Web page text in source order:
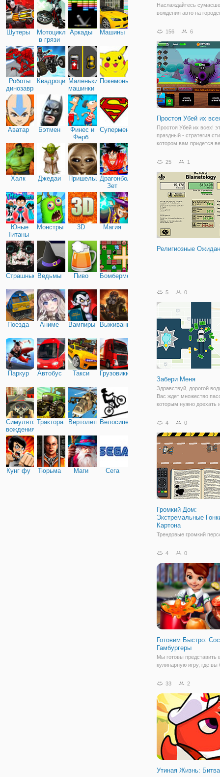
Шутеры
Мотоциклы
в грязи
Аркады Машины
Роботы
динозавры
КвадроциклыМаленькие
машинки
Покемоны
Аватар Бэтмен
Финес и
Ферб
Супермен
Халк Джедаи ПришельцыДрагонболл
Зет
Юные
Титаны
Монстры 3D Магия
Страшные Ведьмы Пиво Бомбермен
Поезда Аниме Вампиры Выживание
Паркур Автобус Такси Грузовики
Симулятор
вождения
Трактора ВертолетыВелосипед
Кунг фу Тюрьма Маги Сега
Наслаждайтесь
вождения авто на
моторикша. Не упустите
реального вождения
Проверьте свои навыки
в авто Тук Тук Тук Тук
156 6
Простоя Убей их
Простоя Убей их всех!
праздный - стратегия
котором вам придется
которые попытаются
подразделения,
25 1
Религиозные
5 0
Забери Меня
Здравствуй, дорогой
Вас ждет множество
которым нужно доехать
Меня". Это красочная,
удобной механикой.
4 0
Громкий Дом:
Экстремальные
Картона
Трендовые громкий
Выезжайте на трассу и
добраться до финиша по
трех кругов. Перейти на
полицейских, чтобы
дополнительную
4 0
Готовим Быстро:
Гамбургеры
Мы готовы представить
кулинарную игру, где вы
Хот - доги! А еще вы
Быстрей беритесь за
её у вас очень много! На
33 2
Утиная Жизнь: Битва